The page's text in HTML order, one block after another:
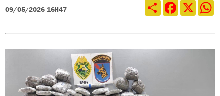
Geral
Obituário
Obras
Região
09/05/2026 16H47
CompartilharFacebook